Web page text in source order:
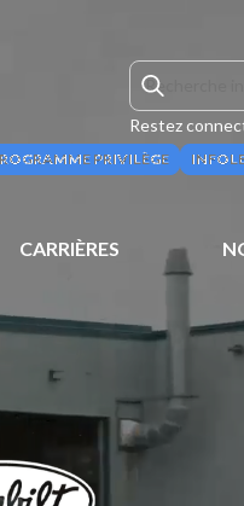
Restez
PRIVILÈGE
CARRIÈRES